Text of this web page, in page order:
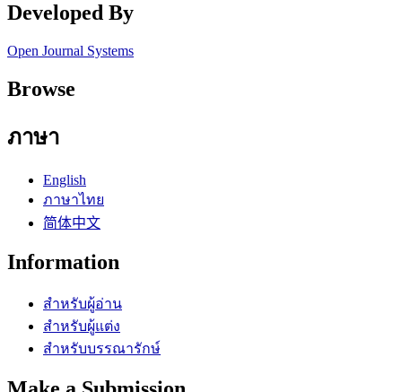
Developed By
Open Journal Systems
Browse
ภาษา
English
ภาษาไทย
简体中文
Information
สำหรับผู้อ่าน
สำหรับผู้แต่ง
สำหรับบรรณารักษ์